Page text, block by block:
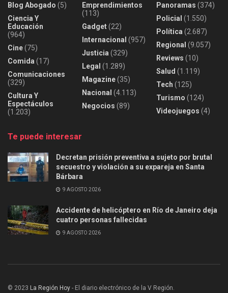
Blog Abogado (5)
Ciencia Y
Educación
(964)
Cine(75)
Comida (17)
Comunicaciones
(329)
Cultura Y
Espectáculos
(1.203)
Emprendimientos
(113)
Gadget(22)
Internacional (957)
Justicia (329)
Legal (1.289)
Magazine(35)
Nacional (4.113)
Negocios (89)
Panoramas (374)
Policial (1.550)
Política (2.687)
Regional (9.057)
Reviews (10)
Salud (1.119)
Tech (125)
Turismo (124)
Videojuegos (4)
Te puede interesar
Decretan prisión preventiva a sujeto por brutal
secuestro y violación a su expareja en Santa
Bárbara
9 AGOSTO 2026
Accidente de helicóptero en Río de Janeiro deja
cuatro personas fallecidas
9 AGOSTO 2026
© 2023 La Región Hoy - El diario electrónico de la V Región.